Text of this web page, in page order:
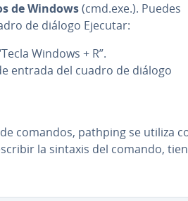
de Windows(cmd.exe.). Puedes
de diálogo Ejecutar:
Windows + R”.
entrada del cuadro de diálogo
comandos, pathping se utiliza
la sintaxis del comando,